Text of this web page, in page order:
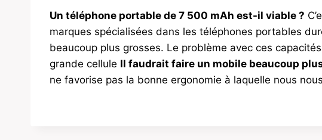
Un téléphone portable de 7 500 mAh est-il viable ?
marques spécialisées dans les téléphones portables
beaucoup plus grosses. Le problème avec ces
grande cellule Il faudrait faire un mobile beaucoup
ne favorise pas la bonne ergonomie à laquelle nous